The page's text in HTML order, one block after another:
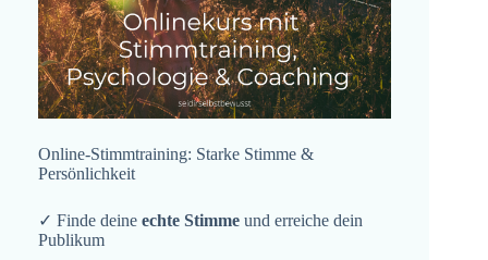
Online-Stimmtraining: Starke Stimme &
Persönlichkeit
✓ Finde deine echte Stimme und erreiche dein
Publikum